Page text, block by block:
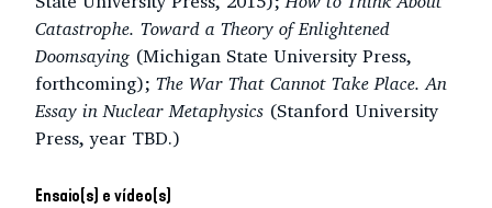
Ensaio(s) e vídeo(s)
Catastrophe. Toward a Theory of Enlightened
Doomsaying (Michigan State University Press,
forthcoming); The War That Cannot Take Place. An
Essay in Nuclear Metaphysics (Stanford University
Press, year TBD.)